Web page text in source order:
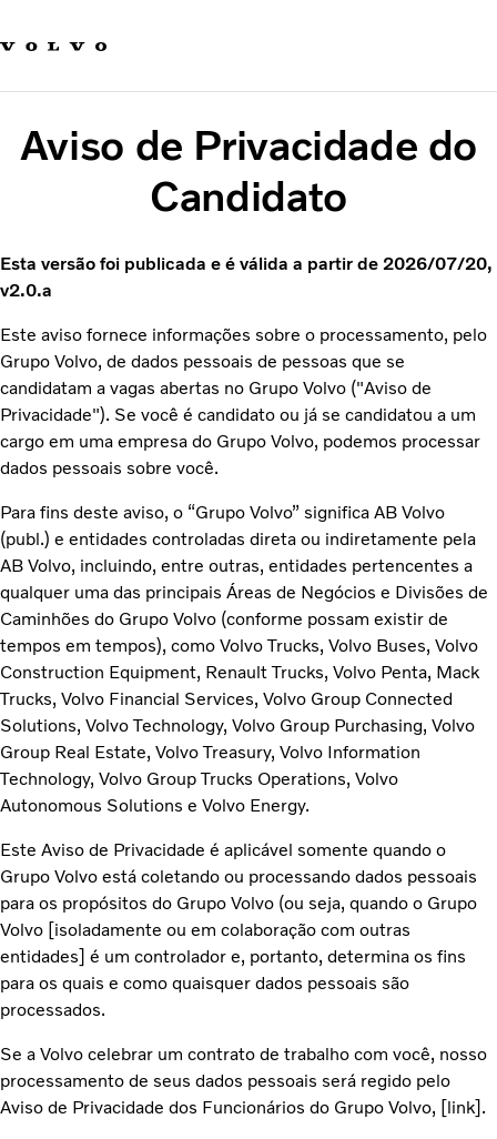
Sustainable Transportation
Careers
Investors
News & Media
Suppliers
Aviso de Privacidade do
Candidato
Esta versão foi publicada e é válida a partir de 2026/07/20,
v2.0.a
Este aviso fornece informações sobre o processamento, pelo
Grupo Volvo, de dados pessoais de pessoas que se
candidatam a vagas abertas no Grupo Volvo ("Aviso de
Privacidade"). Se você é candidato ou já se candidatou a um
cargo em uma empresa do Grupo Volvo, podemos processar
dados pessoais sobre você.
Para fins deste aviso, o “Grupo Volvo” significa AB Volvo
(publ.) e entidades controladas direta ou indiretamente pela
AB Volvo, incluindo, entre outras, entidades pertencentes a
qualquer uma das principais Áreas de Negócios e Divisões de
Caminhões do Grupo Volvo (conforme possam existir de
tempos em tempos), como Volvo Trucks, Volvo Buses, Volvo
Construction Equipment, Renault Trucks, Volvo Penta, Mack
Trucks, Volvo Financial Services, Volvo Group Connected
Solutions, Volvo Technology, Volvo Group Purchasing, Volvo
Group Real Estate, Volvo Treasury, Volvo Information
Technology, Volvo Group Trucks Operations, Volvo
Autonomous Solutions e Volvo Energy.
Este Aviso de Privacidade é aplicável somente quando o
Grupo Volvo está coletando ou processando dados pessoais
para os propósitos do Grupo Volvo (ou seja, quando o Grupo
Volvo [isoladamente ou em colaboração com outras
entidades] é um controlador e, portanto, determina os fins
para os quais e como quaisquer dados pessoais são
processados.
Se a Volvo celebrar um contrato de trabalho com você, nosso
processamento de seus dados pessoais será regido pelo
Aviso de Privacidade dos Funcionários do Grupo Volvo, [link].